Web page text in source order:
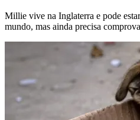
Millie vive na Inglaterra e pode
mundo, mas ainda precisa